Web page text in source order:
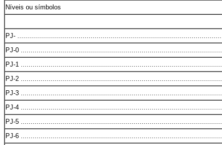
Níveis ou símbolos
PJ-
PJ-0
PJ-1
PJ-2
PJ-3
PJ-4
PJ-5
PJ-6